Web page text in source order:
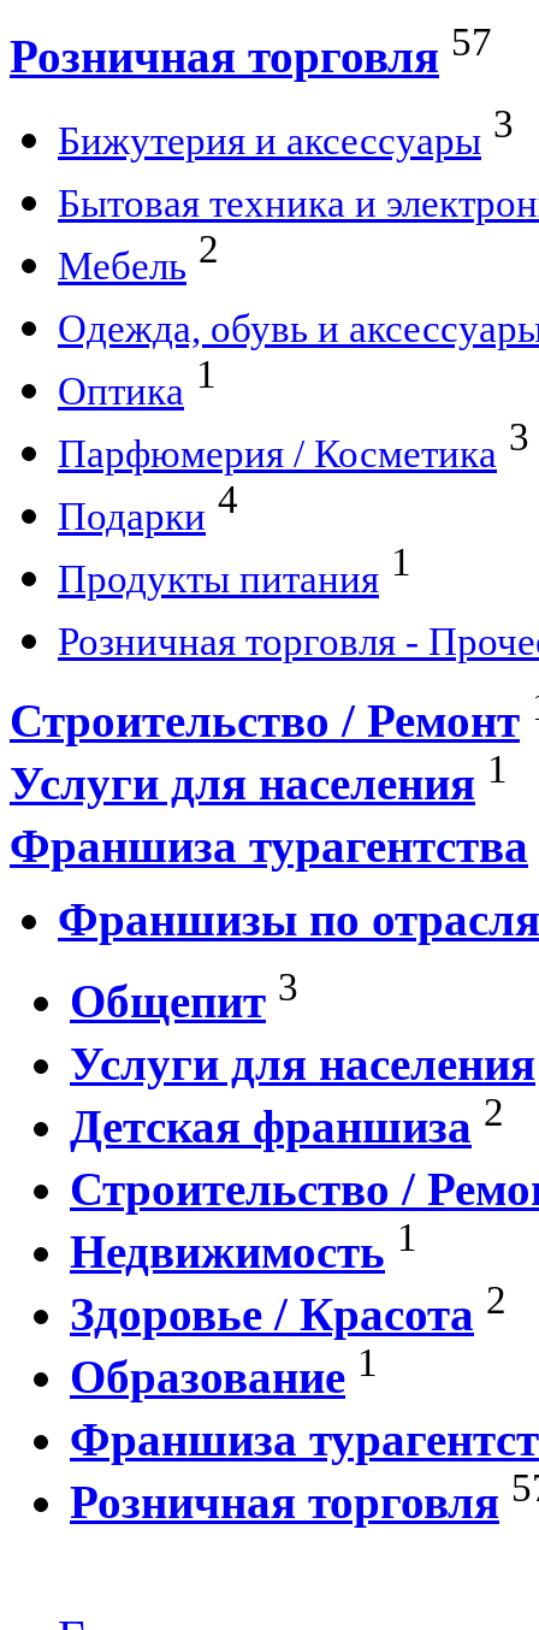
Розничная торговля 57
Бижутерия и аксессуары 3
Бытовая техника и
Мебель 2
Одежда, обувь и
Оптика 1
Парфюмерия / Косметика 3
Подарки 4
Продукты питания 1
Розничная торговля -
Строительство / Ремонт
Услуги для населения 1
Франшиза турагентства
Франшизы по
Общепит 3
Услуги для населения
Детская франшиза 2
Строительство /
Недвижимость 1
Здоровье / Красота 2
Образование 1
Франшиза
Розничная торговля